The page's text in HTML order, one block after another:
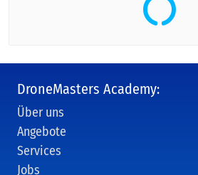
DroneMasters Academy:
Über uns
Angebote
Services
Jobs